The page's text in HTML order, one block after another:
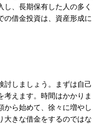
、長期保有した人の多く
の借金投資は、資産形成に
討しましょう。まずは自己
考えます。時間はかかりま
から始めて、徐々に増やし
大きな借金をするのではな